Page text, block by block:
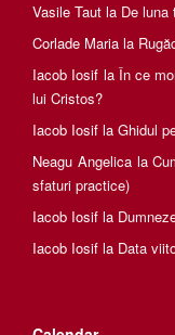
Vasile Taut la De
Corlade Maria la
Iacob Iosif la În ce
lui Cristos?
Iacob Iosif la Ghidul
Neagu Angelicala
sfaturi practice)
Iacob Iosif la
Iacob Iosif la Data